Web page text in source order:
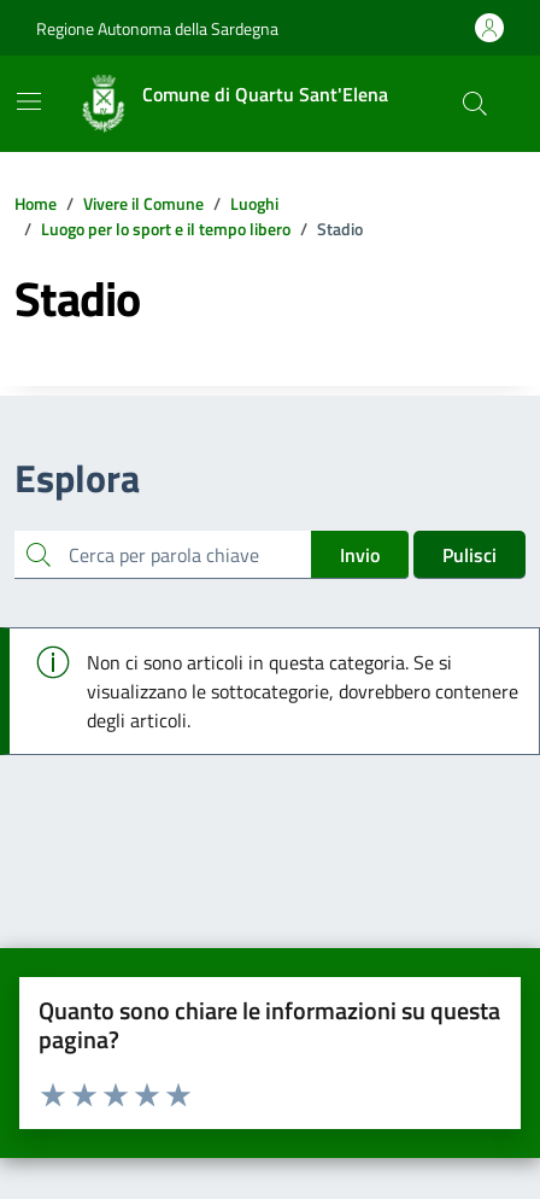
Regione Autonoma della Sardegna
Comune di Quartu Sant'Elena
Home Vivere il Comune
Luoghi
Luogo per lo sport e il tempo libero
Stadio
Stadio
Esplora
cerca Invio Pulisci
Info
Non ci sono articoli in questa categoria. Se si
visualizzano le sottocategorie, dovrebbero contenere
degli articoli.
Quanto sono chiare le informazioni su questa
pagina?
Valuta da 1 a 5 stelle la pagina
Valuta 5 stelle su 5
Valuta 4 stelle su 5
Valuta 3 stelle su 5
Valuta 2 stelle su 5
Valuta una stella su 5